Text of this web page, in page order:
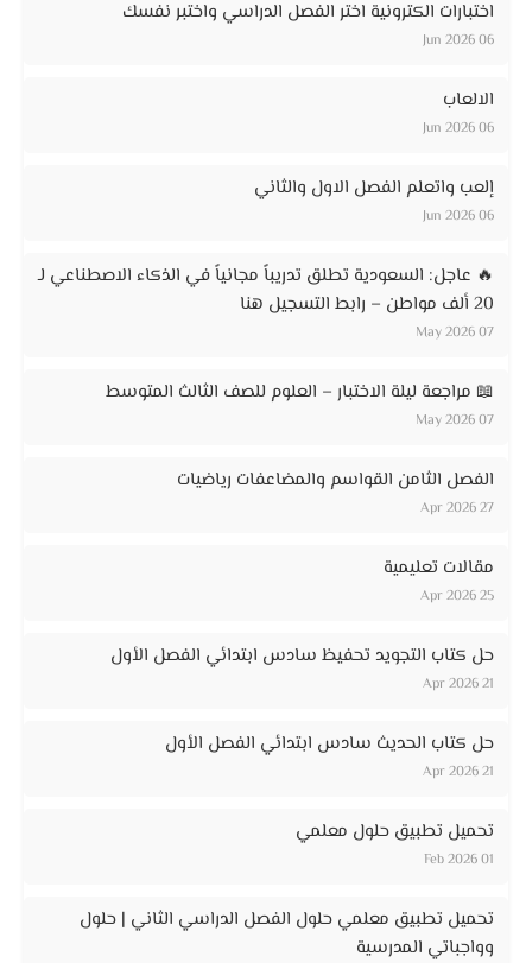
اختبارات الكترونية اختر الفصل الدراسي واختبر نفسك
06 Jun 2026
الالعاب
06 Jun 2026
إلعب واتعلم الفصل الاول والثاني
06 Jun 2026
🔥 عاجل: السعودية تطلق تدريباً مجانياً في الذكاء الاصطناعي لـ
20 ألف مواطن – رابط التسجيل هنا
07 May 2026
📖 مراجعة ليلة الاختبار – العلوم للصف الثالث المتوسط
07 May 2026
الفصل الثامن القواسم والمضاعفات رياضيات
27 Apr 2026
مقالات تعليمية
25 Apr 2026
حل كتاب التجويد تحفيظ سادس ابتدائي الفصل الأول
21 Apr 2026
حل كتاب الحديث سادس ابتدائي الفصل الأول
21 Apr 2026
تحميل تطبيق حلول معلمي
01 Feb 2026
تحميل تطبيق معلمي حلول الفصل الدراسي الثاني | حلول
وواجباتي المدرسية